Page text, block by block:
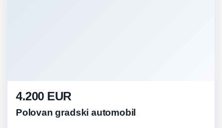
4.200 EUR
Polovan gradski automobil